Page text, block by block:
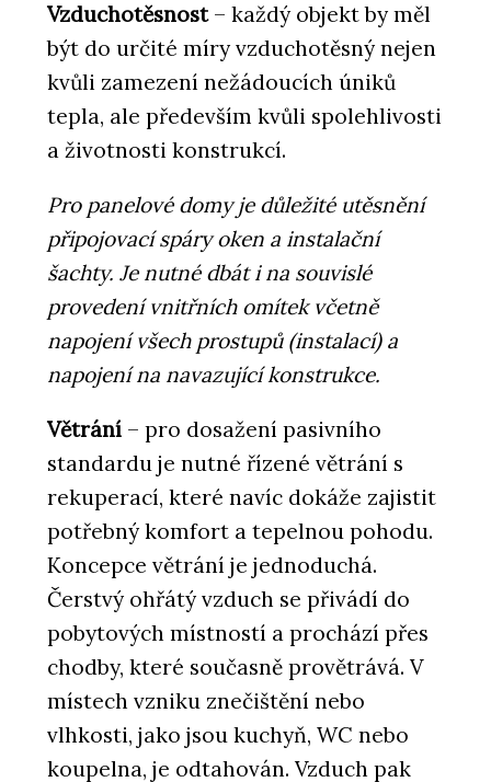
Vzduchotěsnost– každý objekt by měl
být do určité míry vzduchotěsný nejen
kvůli zamezení nežádoucích úniků
tepla, ale především kvůli spolehlivosti
a životnosti konstrukcí.
Pro panelové domy je důležité utěsnění
připojovací spáry oken a instalační
šachty. Je nutné dbát i na souvislé
provedení vnitřních omítek včetně
napojení všech prostupů (instalací) a
napojení na navazující konstrukce.
Větrání – pro dosažení pasivního
standardu je nutné řízené větrání s
rekuperací, které navíc dokáže zajistit
potřebný komfort a tepelnou pohodu.
Koncepce větrání je jednoduchá.
Čerstvý ohřátý vzduch se přivádí do
pobytových místností a prochází přes
chodby, které současně provětrává. V
místech vzniku znečištění nebo
vlhkosti, jako jsou kuchyň, WC nebo
koupelna, je odtahován. Vzduch pak